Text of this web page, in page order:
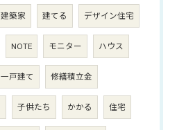
建築家 建てる デザイン住宅
NOTE モニター ハウス
一戸建て 修繕積立金
子供たち かかる 住宅